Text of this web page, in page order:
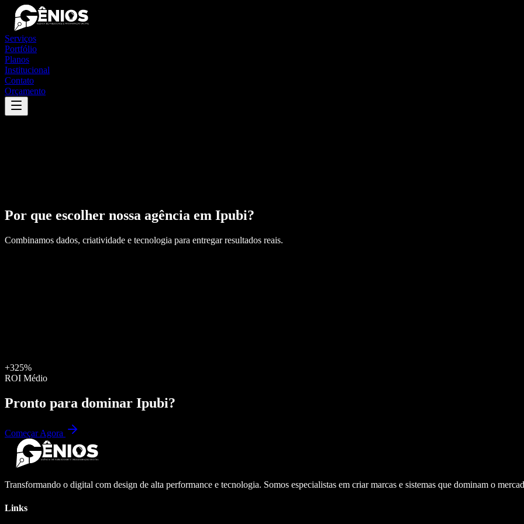
Serviços
Portfólio
Planos
Institucional
Contato
Orçamento
Por que escolher nossa agência em Ipubi?
Combinamos dados, criatividade e tecnologia para entregar resultados reais.
+325%
ROI Médio
Pronto para dominar Ipubi?
Começar Agora
Transformando o digital com design de alta performance e tecnologia. Somos especialistas em criar marcas e sistemas que dominam o
Links